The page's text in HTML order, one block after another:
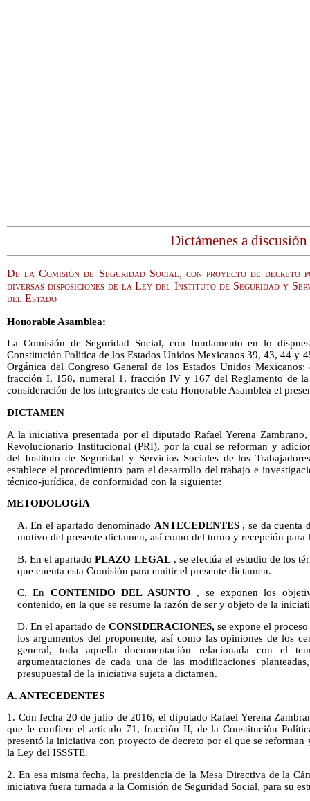
Dictámenes a discusión
De la Comisión de Seguridad Social, con proyecto de decreto
diversas disposiciones de la Ley del Instituto de Seguridad y
del Estado
Honorable Asamblea:
La Comisión de Seguridad Social, con fundamento en lo
Constitución Política de los Estados Unidos Mexicanos 39, 43, 44 y
Orgánica del Congreso General de los Estados Unidos
fracción I, 158, numeral 1, fracción IV y 167 del Reglamento de la
consideración de los integrantes de esta Honorable Asamblea el
DICTAMEN
A la iniciativa presentada por el diputado Rafael Yerena
Revolucionario Institucional (PRI), por la cual se reforman y
del Instituto de Seguridad y Servicios Sociales de los
establece el procedimiento para el desarrollo del trabajo e
técnico-jurídica, de conformidad con la siguiente:
METODOLOGÍA
A. En el apartado denominado ANTECEDENTES, se da cuenta
motivo del presente dictamen, así como del turno y recepción para
B. En el apartadoPLAZO LEGAL, se efectúa el estudio de los
que cuenta esta Comisión para emitir el presente dictamen.
C. En CONTENIDO DEL ASUNTO , se exponen los
contenido, en la que se resume la razón de ser y objeto de la
D. En el apartado de CONSIDERACIONES, se expone el
los argumentos del proponente, así como las opiniones de los
general, toda aquella documentación relacionada con el
argumentaciones de cada una de las modificaciones
presupuestal de la iniciativa sujeta a dictamen.
A. ANTECEDENTES
1. Con fecha 20 de julio de 2016, el diputado Rafael Yerena
que le confiere el artículo 71, fracción II, de la Constitución
presentó la iniciativa con proyecto de decreto por el que se reforman
la Ley del ISSSTE.
2. En esa misma fecha, la presidencia de la Mesa Directiva de la
iniciativa fuera turnada a la Comisión de Seguridad Social, para su